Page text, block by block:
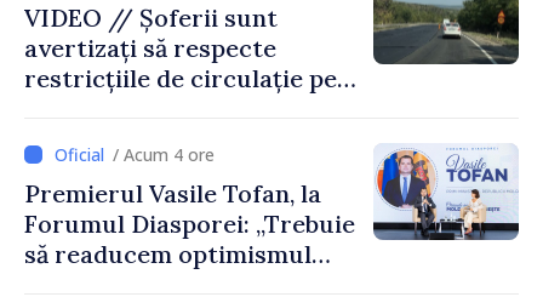
VIDEO // Șoferii sunt
avertizați să respecte
restricțiile de circulație pe
desfășoară lucrări de
reparație/ Acum 4 ore
Premierul Vasile Tofan, la
Forumul Diasporei: „Trebuie
să readucem optimismul